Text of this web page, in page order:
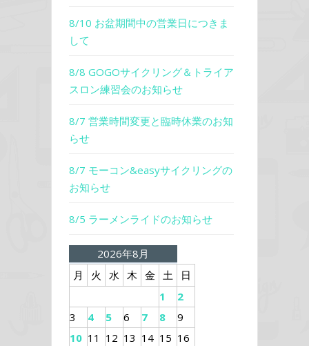
8/10 お盆期間中の営業日につきま
して
8/8 GOGOサイクリング＆トライア
スロン練習会のお知らせ
8/7 営業時間変更と臨時休業のお知
らせ
8/7 モーコン&easyサイクリングの
お知らせ
8/5 ラーメンライドのお知らせ
2026年8月
月
火 水 木 金 土
日
1
2
3
4 5 6 7 8
9
10 11 12 13 14 15 16